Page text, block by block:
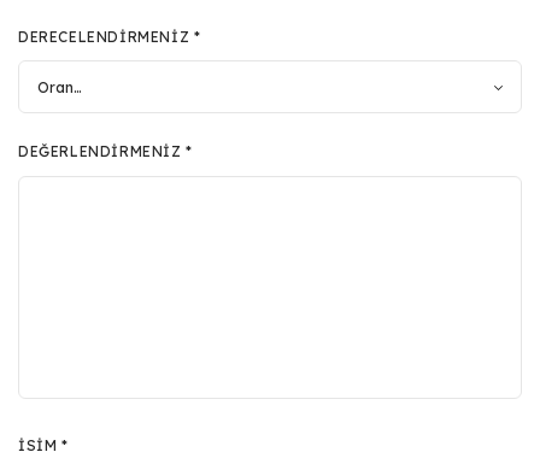
DERECELENDIRMENIZ *
DEĞERLENDIRMENIZ*
İSIM*